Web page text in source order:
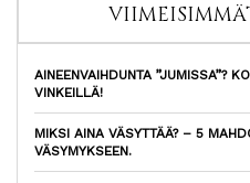
AINEENVAIHDUNTA ”JUMISSA”?
VINKEILLÄ!
MIKSI AINA VÄSYTTÄÄ? – 5
VÄSYMYKSEEN.